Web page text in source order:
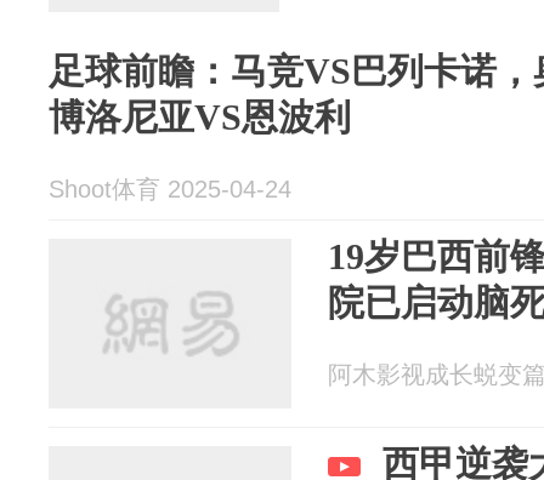
足球前瞻：马竞VS巴列卡诺
博洛尼亚VS恩波利
Shoot体育 2025-04-24
19岁巴西前
院已启动脑
阿木影视成长蜕变
西甲逆袭